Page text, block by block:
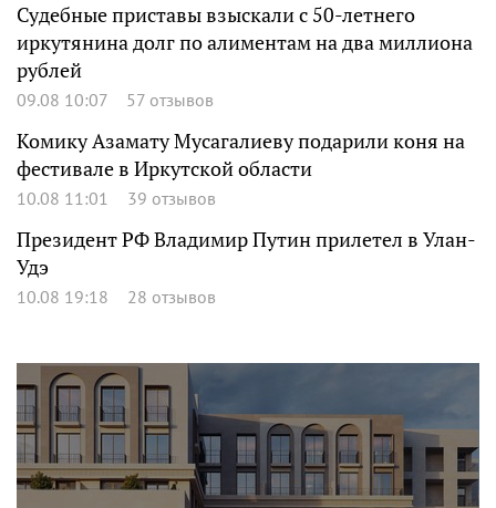
Судебные приставы взыскали с 50-летнего
иркутянина долг по алиментам на два миллиона
рублей
09.08 10:07 57 отзывов
Комику Азамату Мусагалиеву подарили коня на
фестивале в Иркутской области
10.08 11:01 39 отзывов
Президент РФ Владимир Путин прилетел в Улан-
Удэ
10.08 19:18 28 отзывов